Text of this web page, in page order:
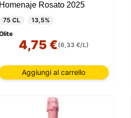
Homenaje Rosato 2025
75 CL
13,5%
4,75 €(6,33 €/L)
Aggiungi al carrello